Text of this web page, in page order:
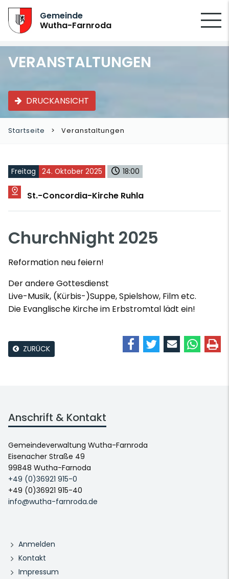
Gemeinde
Wutha-Farnroda
VERANSTALTUNGEN
DRUCKANSICHT
Startseite Veranstaltungen
Freitag 24. Oktober 2025 18:00
St.-Concordia-Kirche Ruhla
ChurchNight 2025
Reformation neu feiern!
Der andere Gottesdienst
Live-Musik, (Kürbis-)Suppe, Spielshow, Film etc.
Die Evanglische Kirche im Erbstromtal lädt ein!
ZURÜCK
Anschrift & Kontakt
Gemeindeverwaltung Wutha-Farnroda
Eisenacher Straße 49
99848 Wutha-Farnoda
+49 (0)36921 915-0
+49 (0)36921 915-40
info@wutha-farnroda.de
Anmelden
Kontakt
Impressum